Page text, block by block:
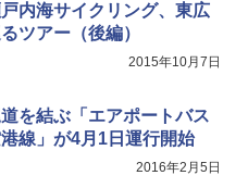
内海サイクリング、東広
ツアー（後編）
2015年10月7日
を結ぶ「エアポートバス
線」が4月1日運行開始
2016年2月5日